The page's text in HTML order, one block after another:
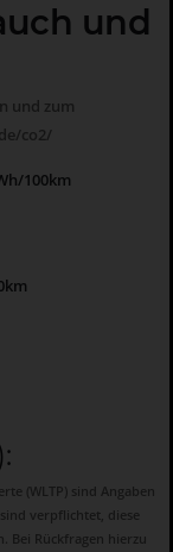
und
und zum
co2/
100km
(WLTP) sind Angaben
verpflichtet, diese
Bei Rückfragen hierzu